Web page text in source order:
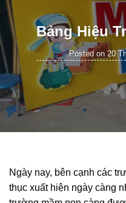
Bảng Hiệu
Posted on 20
Ngày nay, bên cạnh các
thục xuất hiện ngày càng